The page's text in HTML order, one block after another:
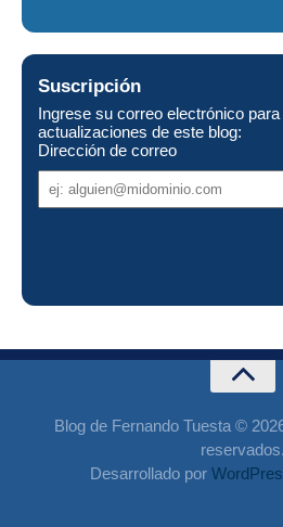
Suscripción
Ingrese su correo electrónico
actualizaciones de este blog:
Dirección de correo
de
Blog de Fernando Tuesta ©
reservados.
Desarrollado por